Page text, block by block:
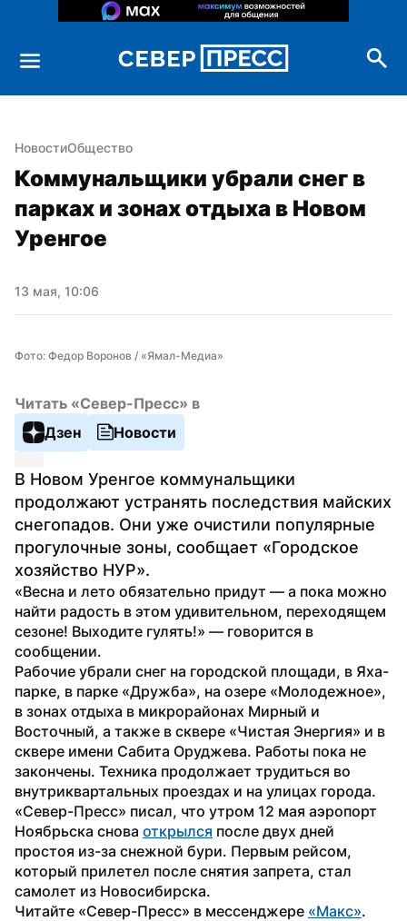
НовостиОбщество
Коммунальщики убрали снег в
парках и зонах отдыха в Новом
Уренгое
13 мая, 10:06
Фото: Федор Воронов / «Ямал-Медиа»
Читать «Север-Пресс» в
Дзен
Новости
В Новом Уренгое коммунальщики
продолжают устранять последствия майских
снегопадов. Они уже очистили популярные
прогулочные зоны, сообщает «Городское
хозяйство НУР».
«Весна и лето обязательно придут — а пока можно
найти радость в этом удивительном, переходящем
сезоне! Выходите гулять!» — говорится в
сообщении.
Рабочие убрали снег на городской площади, в Яха-
парке, в парке «Дружба», на озере «Молодежное»,
в зонах отдыха в микрорайонах Мирный и
Восточный, а также в сквере «Чистая Энергия» и в
сквере имени Сабита Оруджева. Работы пока не
закончены. Техника продолжает трудиться во
внутриквартальных проездах и на улицах города.
«Север-Пресс» писал, что утром 12 мая аэропорт
Ноябрьска снова открылся после двух дней
простоя из-за снежной бури. Первым рейсом,
который прилетел после снятия запрета, стал
самолет из Новосибирска.
Читайте «Север-Пресс» в мессенджере «Макс».